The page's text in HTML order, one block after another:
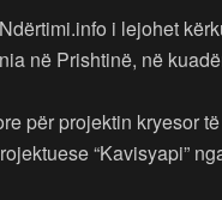
i lejohet
në Prishtinë, në
për projektin kryesor
“Kavisyapi”